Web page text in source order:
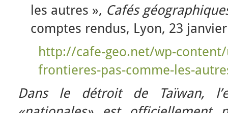
les autres », Cafés
comptes rendus, Lyon, 23
http://cafe-geo.net/wp-
frontieres-pas-comme-les-
Dans le détroit de Taïwan,